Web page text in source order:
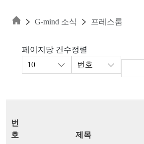
G-mind 소식 프레스룸
페이지당 건수정렬
번
호
제목